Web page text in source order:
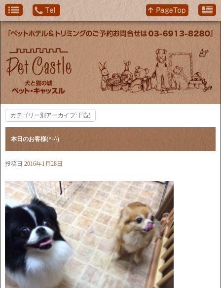
カテゴリー別アーカイブ: 日記
本日のお客様(^-^)
投稿日 2016年1月28日